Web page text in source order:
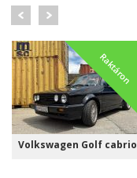
Raktáron
Volkswagen Golf cabrio